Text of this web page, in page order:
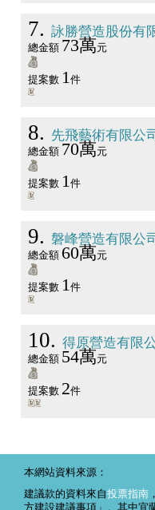
7 詠勝營造股份有
總金額 73萬元
提案數 1件
8 先飛藝術有限公
總金額 70萬元
提案數 1件
9 磐峰營造有限公
總金額 60萬元
提案數 1件
10 得原營造有限
總金額 54萬元
提案數 2件
本網站資料來源：
建議款的資料來自投票指南
方建設建議事項」。其中宜